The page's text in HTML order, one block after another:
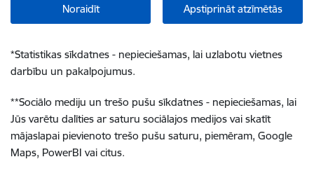
Noraidīt Apstiprināt atzīmētās
*Statistikas sīkdatnes - nepieciešamas, lai uzlabotu vietnes
darbību un pakalpojumus.
**Sociālo mediju un trešo pušu sīkdatnes - nepieciešamas, lai
Jūs varētu dalīties ar saturu sociālajos medijos vai skatīt
mājaslapai pievienoto trešo pušu saturu, piemēram, Google
Maps, PowerBI vai citus.